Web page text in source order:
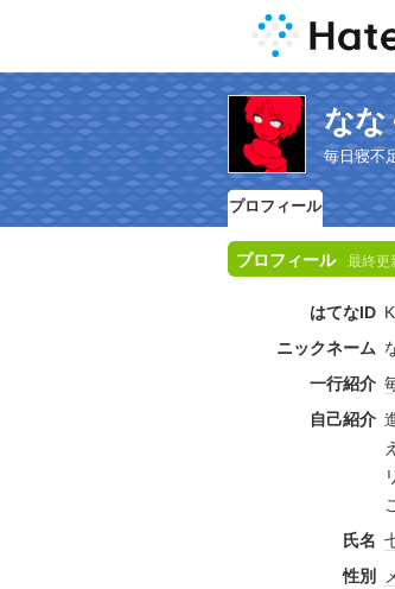
なな
毎日寝不
プロフィール
プロフィール 最終更
はてなID
ニックネーム
一行紹介
自己紹介
氏名
性別